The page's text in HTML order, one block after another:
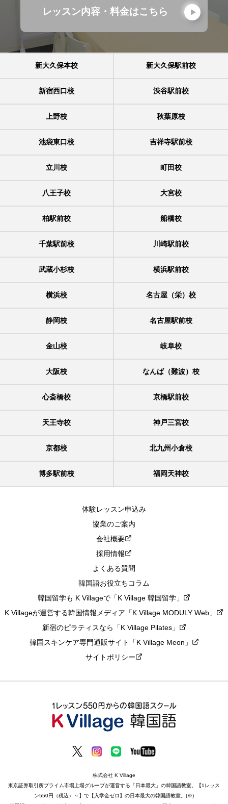
レッスン内容・料金はこちら
新大久保本校 新大久保駅前校
新宿西口校 渋谷駅前校
上野校 秋葉原校
池袋東口校 吉祥寺駅前校
立川校 町田校
八王子校 大宮校
柏駅前校 船橋校
千葉駅前校 川崎駅前校
武蔵小杉校 横浜駅前校
横浜校 名古屋（栄）校
静岡校 名古屋駅前校
金山校 岐阜校
大阪校 なんば（難波）校
心斎橋校 京橋駅前校
天王寺校 神戸三宮校
京都校 北九州小倉校
博多駅前校 福岡天神校
体験レッスン申込み
協業のご案内
会社概要
採用情報
よくある質問
韓国語お役立ちコラム
韓国留学も K Villageで「K Village 韓国留学」
K Villageが運営する韓国情報メディア「K Village MODULY Web」
新宿のピラティスなら「K Village Pilates」
韓国スキンケア専門通販サイト「K Village Meon」
サイトポリシー
株式会社 K Village
東京証券取引所プライム市場上場グループが運営する「日本最大」の韓国語教室。【1レッス
ン550円（税込）～】で【入学金ゼロ】の日本最大の韓国語教室。(※)